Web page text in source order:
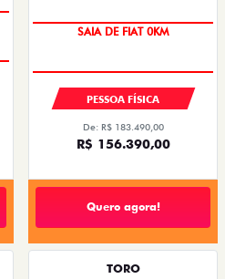
PREÇO IMPERDÍVEL
PESSOA FÍSICA
De: R$ 183.490,00
R$ 156.390,00
Quero agora!
TORO